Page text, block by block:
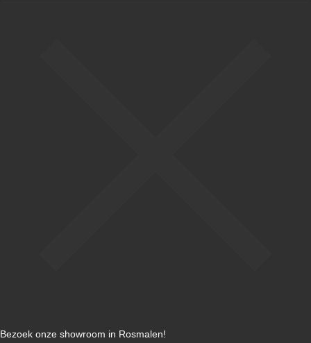
Bezoek onze showroom in Rosmalen!